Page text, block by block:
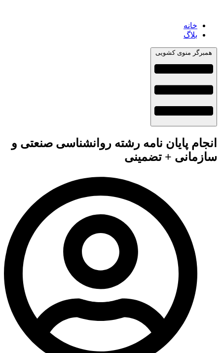
خانه
بلاگ
همبرگر منوی کشویی
انجام پایان نامه رشته روانشناسی صنعتی و
سازمانی + تضمینی